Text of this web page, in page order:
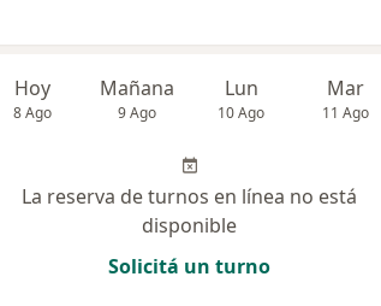
Hoy
8 Ago
Mañana
9 Ago
Lun
10 Ago
Mar
11 Ago
La reserva de turnos en línea no está
disponible
Solicitá un turno